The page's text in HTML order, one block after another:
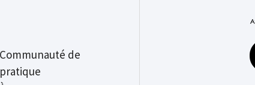
Communauté de
pratique